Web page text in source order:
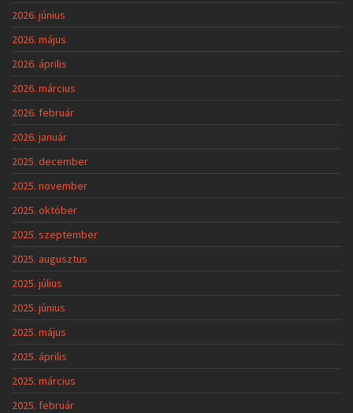
2026. június
2026. május
2026. április
2026. március
2026. február
2026. január
2025. december
2025. november
2025. október
2025. szeptember
2025. augusztus
2025. július
2025. június
2025. május
2025. április
2025. március
2025. február